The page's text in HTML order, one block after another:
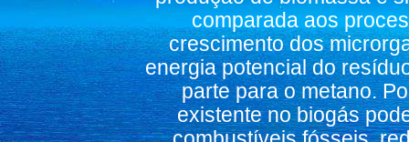
comparada aos
crescimento dos
energia potencial do
parte para o metano.
existente no biogás